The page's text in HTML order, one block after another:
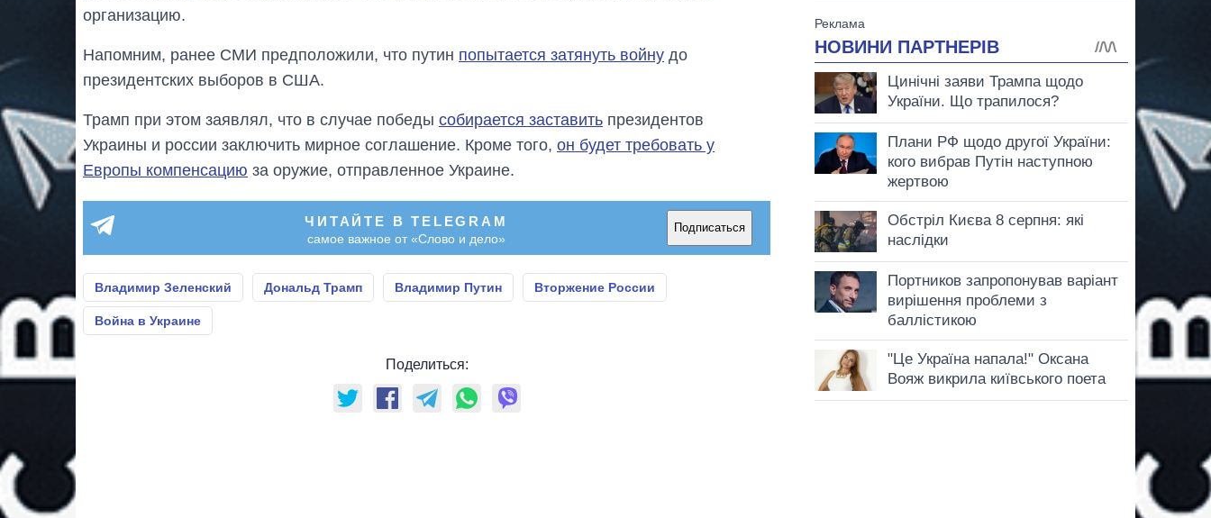
организацию.
Напомним, ранее СМИ предположили, что путин попытается затянуть войну до
президентских выборов в США.
Трамп при этом заявлял, что в случае победы собирается заставить президентов
Украины и россии заключить мирное соглашение. Кроме того, он будет требовать у
Европы компенсацию за оружие, отправленное Украине.
ЧИТАЙТЕ В TELEGRAM
самое важное от «Слово и дело»
Подписаться
Владимир Зеленский Дональд Трамп Владимир Путин Вторжение России
Война в Украине
Поделиться: